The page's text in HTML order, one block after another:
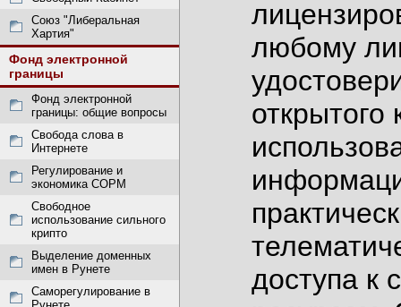
Союз "Либеральная
Хартия"
Фонд электронной
границы
Фонд электронной
границы: общие вопросы
Свобода слова в
Интернете
Регулирование и
экономика СОРМ
Свободное
использование сильного
крипто
Выделение доменных
имен в Рунете
Саморегулирование в
любому
доступа к